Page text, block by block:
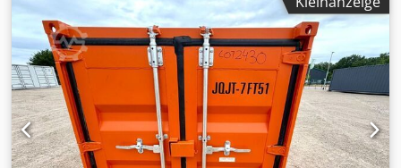
zähler wurde mal bei ca. 600 Stunden gewechselt) * Inkl. 3
x Löffel * Fahrerdach Plastik etwas beschädigt (siehe Fotos)
* Betriebsgewicht: 1.568 KG * Perkins Diesel Motor *
Weitere Fotos + Video auf Anfrage (Whats APP Erik) * Preis:
10.500 EURO, netto + 19 % MwSt. Csdszq Ag Eepfx Amuorf
----Für weitere Fragen bitte anrufen: For more question
please call: Erik Kortum: Whats App ?Alle Angaben ohne
Gewähr und Garantie, Irrtümer und Zwischenverkauf
vorbehalten. ?